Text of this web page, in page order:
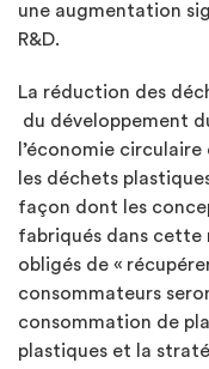
une augmentation
R&D.
La réduction des
du développement
l’économie
les déchets
façon dont les
fabriqués dans cette
obligés de «
consommateurs
consommation de
plastiques et la